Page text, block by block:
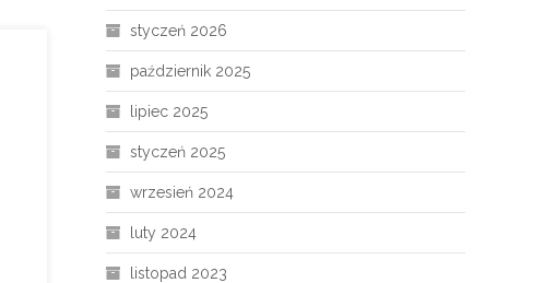
styczeń 2026
październik 2025
lipiec 2025
styczeń 2025
wrzesień 2024
luty 2024
listopad 2023